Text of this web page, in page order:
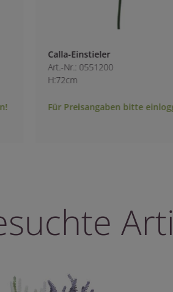
Calla-Einstieler
Art.-Nr.: 0551200
Für Preisangaben bitte einloggen!